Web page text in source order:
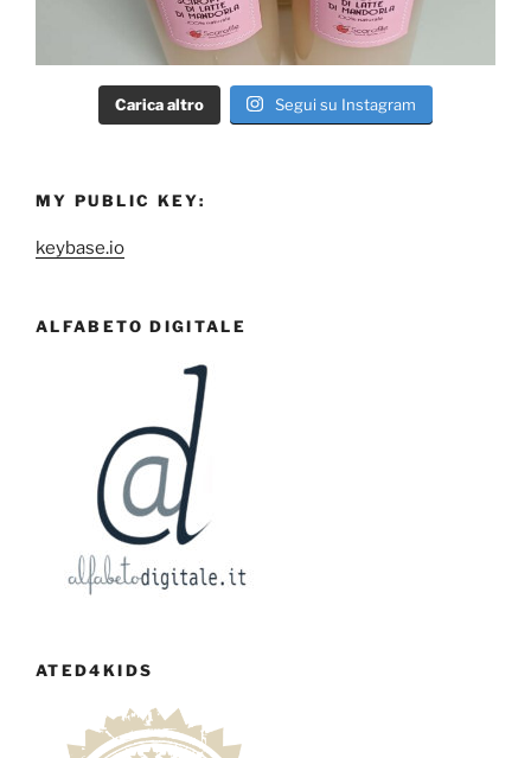
Carica altro Segui su Instagram
MY PUBLIC KEY:
keybase.io
ALFABETO DIGITALE
ATED4KIDS